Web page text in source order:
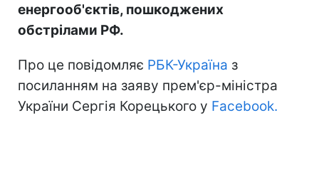
енергооб'єктів, пошкоджених
обстрілами РФ.
Про це повідомляє РБК-Україна з
посиланням на заяву прем'єр-міністра
України Сергія Корецького у Facebook.